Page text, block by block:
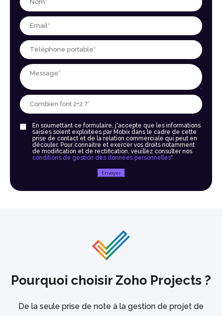
En soumettant ce formulaire, j'accepte que les informations
saisies soient exploitées par Mobix dans le cadre de cette
prise de contact et de la relation commerciale qui peut en
découler. Pour connaitre et exercer vos droits notamment
de modification et de rectification, veuillez consulter nos
conditions de gestion des données personnelles*
Envoyer
Pourquoi choisir Zoho Projects ?
De la seule prise de note à la gestion de projet de